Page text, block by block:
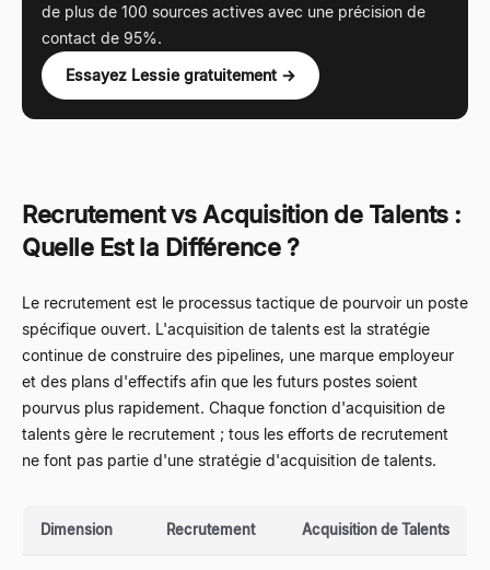
de plus de 100 sources actives avec une précision de
contact de 95%.
Essayez Lessie gratuitement →
Recrutement vs Acquisition de Talents :
Quelle Est la Différence ?
Le recrutement est le processus tactique de pourvoir un poste
spécifique ouvert. L'acquisition de talents est la stratégie
continue de construire des pipelines, une marque employeur
et des plans d'effectifs afin que les futurs postes soient
pourvus plus rapidement. Chaque fonction d'acquisition de
talents gère le recrutement ; tous les efforts de recrutement
ne font pas partie d'une stratégie d'acquisition de talents.
Dimension Recrutement Acquisition de Talents